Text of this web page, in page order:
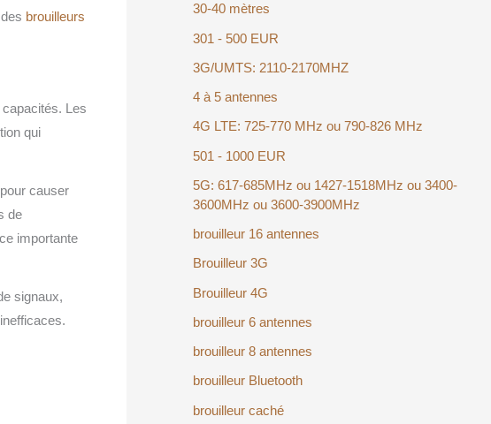
brouilleurs
Les
qui
causer
de
importante
signaux,
30-40 mètres
301 - 500 EUR
3G/UMTS: 2110-2170MHZ
4 à 5 antennes
4G LTE: 725-770 MHz ou 790-826 MHz
501 - 1000 EUR
5G: 617-685MHz ou 1427-1518MHz ou 3400-
3600MHz ou 3600-3900MHz
brouilleur 16 antennes
Brouilleur 3G
Brouilleur 4G
brouilleur 6 antennes
brouilleur 8 antennes
brouilleur Bluetooth
brouilleur caché